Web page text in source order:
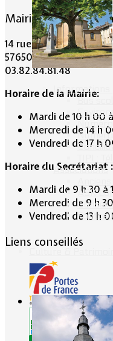
Informations
Bus
Associations
ASK
Conseil
Mairie de
14 rue Maréchal Joffre
57650 LOMMERANGE
03.82.84.81.48
Horaire de la Mairie:
Mardi de 10 h 00
Mercredi de 14 h
Vendredi de 17 h
Horaire du Secrétariat :
Mardi de 9 h 30 à
Mercredi de 9 h
Vendredi de 13 h
Liens conseillés